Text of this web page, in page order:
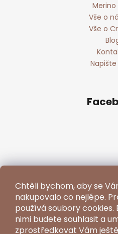
Chtěli bychom, aby se
nakupovalo co nejlépe.
používá soubory cookies.
nimi budete souhlasit a
zprostředkovat Vám
Merino
Vše o
Vše o